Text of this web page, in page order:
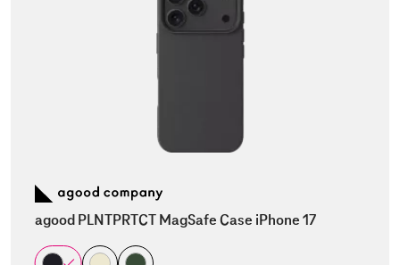
agood PLNTPRTCT MagSafe Case iPhone 17